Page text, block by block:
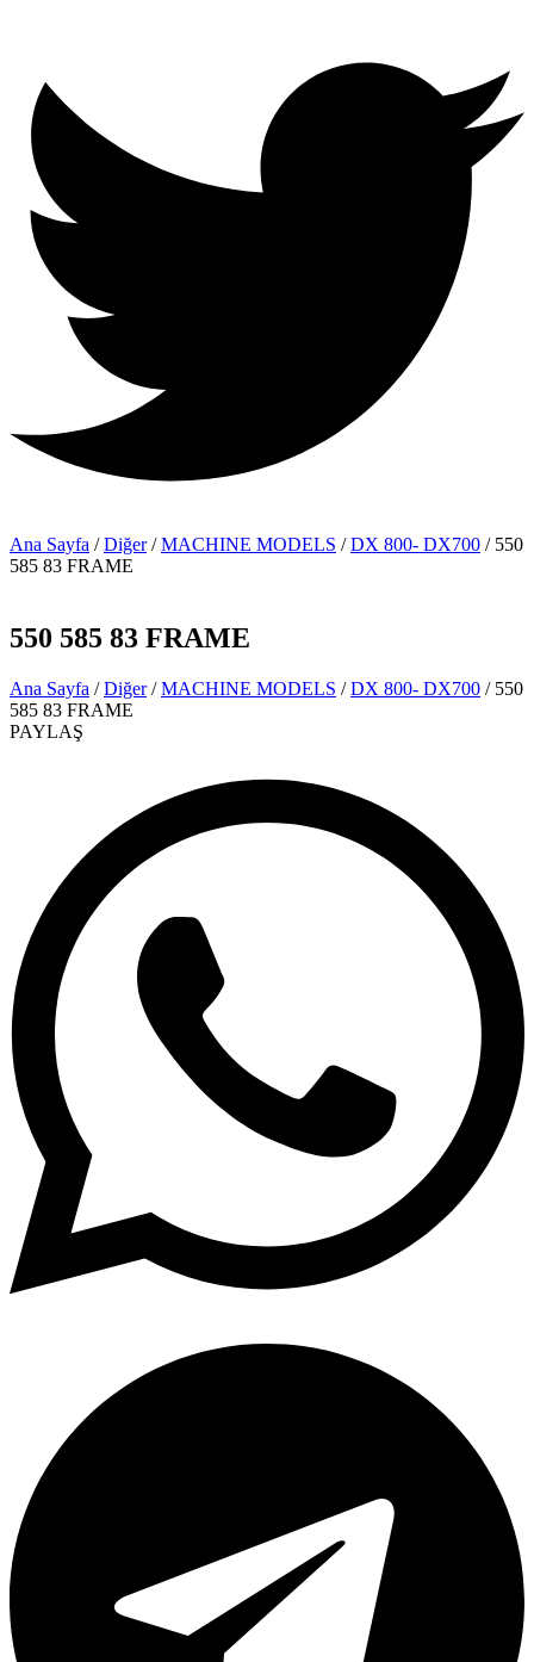
Ana Sayfa /Diğer/MACHINE MODELS /DX 800- DX700 / 550
585 83 FRAME
550 585 83 FRAME
Ana Sayfa /Diğer/MACHINE MODELS /DX 800- DX700 / 550
585 83 FRAME
PAYLAŞ